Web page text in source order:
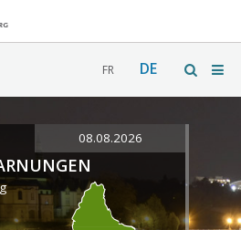
FR DE
08.08.2026